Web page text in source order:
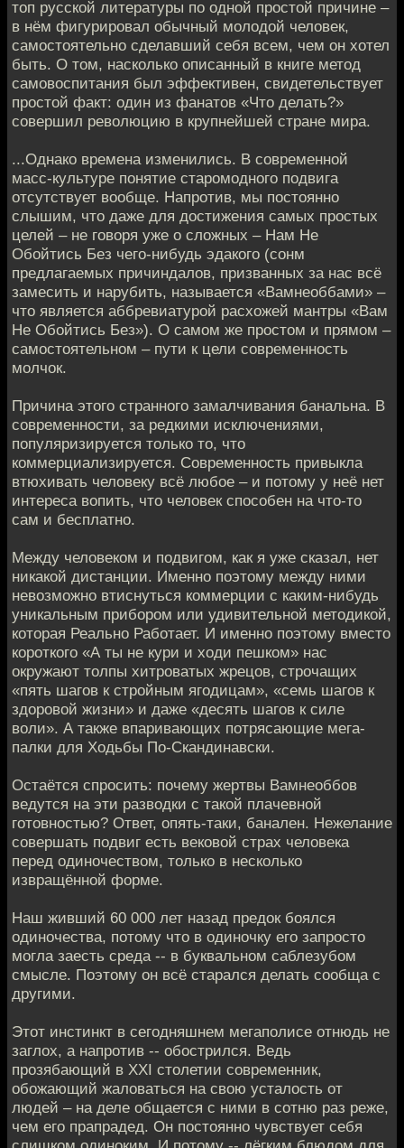
топ русской литературы по одной простой причине –
в нём фигурировал обычный молодой человек,
самостоятельно сделавший себя всем, чем он хотел
быть. О том, насколько описанный в книге метод
самовоспитания был эффективен, свидетельствует
простой факт: один из фанатов «Что делать?»
совершил революцию в крупнейшей стране мира.
...Однако времена изменились. В современной
масс-культуре понятие старомодного подвига
отсутствует вообще. Напротив, мы постоянно
слышим, что даже для достижения самых простых
целей – не говоря уже о сложных – Нам Не
Обойтись Без чего-нибудь эдакого (сонм
предлагаемых причиндалов, призванных за нас всё
замесить и нарубить, называется «Вамнеоббами» –
что является аббревиатурой расхожей мантры «Вам
Не Обойтись Без»). О самом же простом и прямом –
самостоятельном – пути к цели современность
молчок.
Причина этого странного замалчивания банальна. В
современности, за редкими исключениями,
популяризируется только то, что
коммерциализируется. Современность привыкла
втюхивать человеку всё любое – и потому у неё нет
интереса вопить, что человек способен на что-то
сам и бесплатно.
Между человеком и подвигом, как я уже сказал, нет
никакой дистанции. Именно поэтому между ними
невозможно втиснуться коммерции с каким-нибудь
уникальным прибором или удивительной методикой,
которая Реально Работает. И именно поэтому вместо
короткого «А ты не кури и ходи пешком» нас
окружают толпы хитроватых жрецов, строчащих
«пять шагов к стройным ягодицам», «семь шагов к
здоровой жизни» и даже «десять шагов к силе
воли». А также впаривающих потрясающие мега-
палки для Ходьбы По-Скандинавски.
Остаётся спросить: почему жертвы Вамнеоббов
ведутся на эти разводки с такой плачевной
готовностью? Ответ, опять-таки, банален. Нежелание
совершать подвиг есть вековой страх человека
перед одиночеством, только в несколько
извращённой форме.
Наш живший 60 000 лет назад предок боялся
одиночества, потому что в одиночку его запросто
могла заесть среда -- в буквальном саблезубом
смысле. Поэтому он всё старался делать сообща с
другими.
Этот инстинкт в сегодняшнем мегаполисе отнюдь не
заглох, а напротив -- обострился. Ведь
прозябающий в XXI столетии современник,
обожающий жаловаться на свою усталость от
людей – на деле общается с ними в сотню раз реже,
чем его прапрадед. Он постоянно чувствует себя